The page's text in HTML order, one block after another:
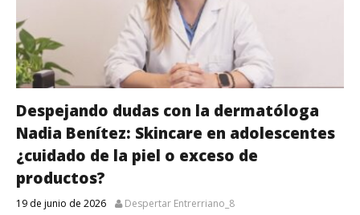
Despejando dudas con la dermatóloga
Nadia Benítez: Skincare en adolescentes
¿cuidado de la piel o exceso de
productos?
19 de junio de 2026 Despertar Entrerriano_8